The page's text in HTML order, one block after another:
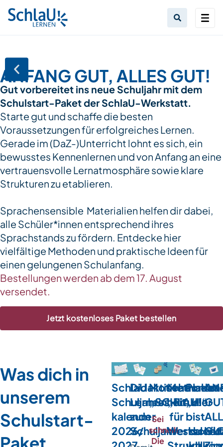
ANFANG GUT, ALLES GUT!
Gut vorbereitet ins neue Schuljahr mit dem
Schulstart-Paket der SchlaU-Werkstatt.
Starte gut und schaffe die besten
Voraussetzungen für erfolgreiches Lernen.
Gerade im (DaZ-)Unterricht lohnt es sich, ein
bewusstes Kennenlernen und von Anfang an eine
vertrauensvolle Lernatmosphäre sowie klare
Strukturen zu etablieren.
Sprachensensible Materialien helfen dir dabei,
alle Schüler*innen entsprechend ihres
Sprachstands zu fördern. Entdecke hier
vielfältige Methoden und praktische Ideen für
einen gelungenen Schulanfang.
Bestellungen werden ab dem 17. August
versendet.
Jetzt kostenloses Paket bestellen
Was dich in
unserem
Schulstart-
Paket
SchlaU-
Schuljahres-
kalender
2026/
Didaktische
Lerneinheit
zum
„SCHLAU!“
Sei
schnell!
Die
„Rituale
für
Plakat
„Hier
bist
du